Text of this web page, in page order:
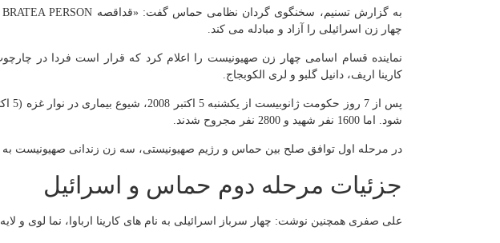
چهار زن اسرائیلی را آزاد و مبادله می کند.
نماینده قسام اسامی چهار زن صهیونیست را اعلام کرد که قرار است فردا در
کارینا اریف، دانیل گلبو و لری الکوبجاج.
پس از 7
شود. اما 1600 نفر شهید و 2800 نفر مجروح شدند.
در مرحله اول توافق صلح بین حماس و رژیم صهیونیستی، سه زن زندانی صهیونیست
جزئیات مرحله دوم حماس و اسرائیل
علی صفری همچنین نوشت: چهار سرباز اسرائیلی به نام های کارینا ارباوا، نما لوی و